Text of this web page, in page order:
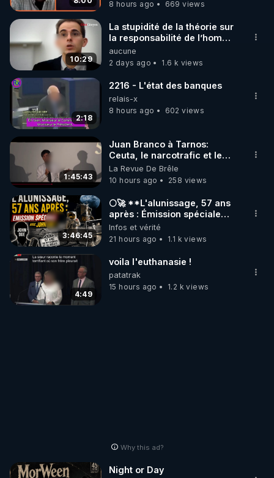
code : REGENERE10
▶ 30 jours gratuit sur l’application de méditation et
de bien-être ENVOL :
Rendez-vous sur https://www.envol.app/code
le code : REGENERE
8 hours ago 669 views
10:29
La stupidité de la théorie sur
la responsabilité de l’homme
concernant le dioxyde de
carbone.
aucune
2 days ago
1.6 k views
2:18
2216 - L'état des banques
relais-x
8 hours ago
602 views
1:45:43
Juan Branco à Tarnos:
Ceuta, le narcotrafic et le
pouvoir en France
La Revue De Brêle
10 hours ago
258 views
3:46:45
🌕🚀 **L'alunissage, 57 ans
après : Émission spéciale
avec John Doe !** 👨 🚀✨
Infos et vérité
21 hours ago
1.1 k views
4:49
voila l'euthanasie !
patatrak
15 hours ago
1.2 k views
Why this ad?
Night or Day